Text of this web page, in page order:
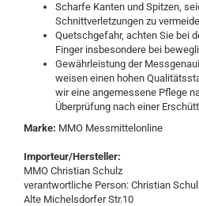
Scharfe Kanten und Spitzen,
Schnittverletzungen zu
Quetschgefahr, achten Sie bei
Finger insbesondere bei
Gewährleistung der
weisen einen hohen
wir eine angemessene Pflege
Überprüfung nach einer
Marke: MMO Messmittelonline
Importeur/Hersteller:
MMO Christian Schulz
verantwortliche Person: Christian
Alte Michelsdorfer Str.10